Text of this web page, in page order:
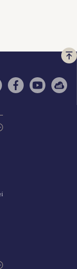
a
Facebook
YouTube